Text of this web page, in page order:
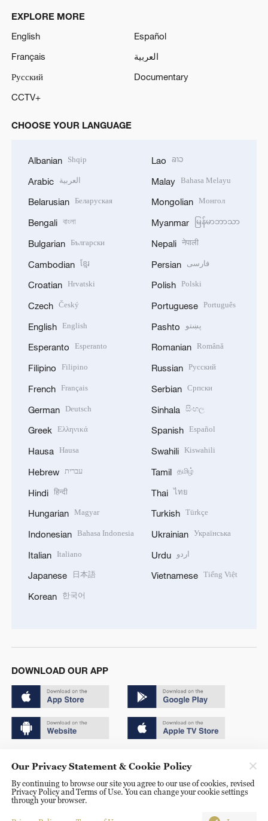
e
EXPLORE MORE
English
Español
Français
العربية
Русский
Documentary
CCTV+
CHOOSE YOUR LANGUAGE
Albanian Shqip
Arabic العربية
Belarusian Беларуская
Bengali বাংলা
Bulgarian Български
Cambodian ខ្មែរ
Croatian Hrvatski
Czech Český
English English
Esperanto Esperanto
Filipino Filipino
French Français
German Deutsch
Greek Ελληνικά
Hausa Hausa
Hebrew עברית
Hindi हिन्दी
Hungarian Magyar
Indonesian Bahasa Indonesia
Italian Italiano
Japanese 日本語
Korean 한국어
Lao ລາວ
Malay Bahasa Melayu
Mongolian Монгол
Myanmar မြန်မာဘာသာ
Nepali नेपाली
Persian فارسی
Polish Polski
Portuguese Português
Pashto پښتو
Romanian Română
Russian Русский
Serbian Српски
Sinhala සිංහල
Spanish Español
Swahili Kiswahili
Tamil தமிழ்
Thai ไทย
Turkish Türkçe
Ukrainian Українська
Urdu اردو
Vietnamese Tiếng Việt
DOWNLOAD OUR APP
京ICP备20000184号
京公网安备 11010502050052号
Disinformation report hotline: 010-85061466
Our Privacy Statement & Cookie Policy
By continuing to browse our site you agree to our use of cookies, revised
Privacy Policy and Terms of Use. You can change your cookie settings
through your browser.